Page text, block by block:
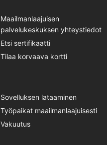
Maailmanlaajuisen
palvelukeskuksen yhteystiedot
Etsi sertifikaatti
Tilaa korvaava kortti
Sovelluksen lataaminen
Työpaikat maailmanlaajuisesti
Vakuutus